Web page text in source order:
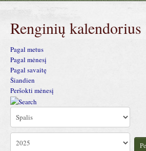
Renginių kalendorius
Pagal metus
Pagal mėnesį
Pagal savaitę
Šiandien
Peršokti mėnesį